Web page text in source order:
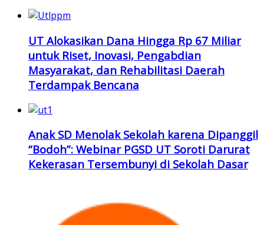
UT Alokasikan Dana Hingga Rp 67 Miliar
untuk Riset, Inovasi, Pengabdian
Masyarakat, dan Rehabilitasi Daerah
Terdampak Bencana
Anak SD Menolak Sekolah karena Dipanggil
“Bodoh”: Webinar PGSD UT Soroti Darurat
Kekerasan Tersembunyi di Sekolah Dasar